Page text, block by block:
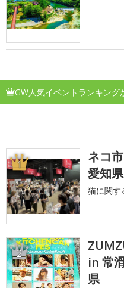
GW人気イベントランキング
1
ネコ
愛知県
猫に関す
2
in 常
県